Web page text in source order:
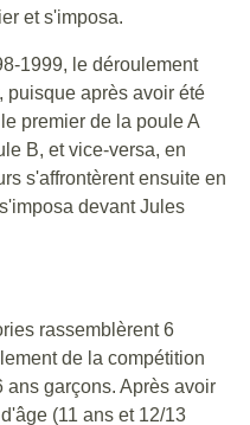
et s'imposa.
1999, le déroulement
puisque après avoir été
premier de la poule A
B, et vice-versa, en
s'affrontèrent ensuite en
devant Jules
rassemblèrent 6
de la compétition
garçons. Après avoir
(11 ans et 12/13